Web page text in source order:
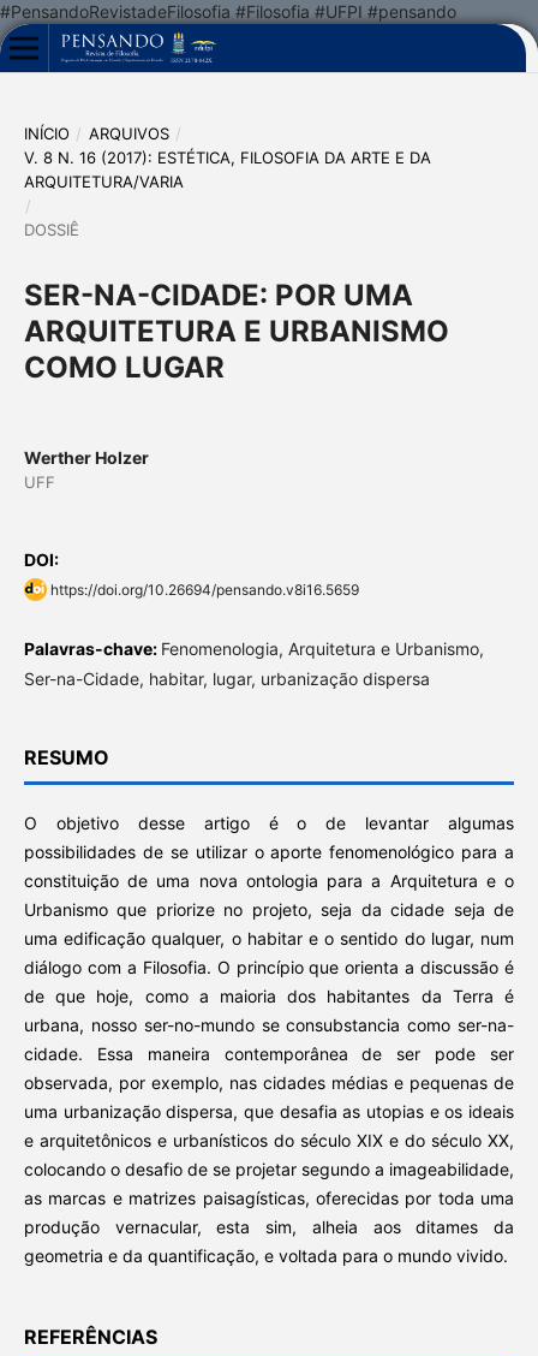
#PensandoRevistadeFilosofia #Filosofia #UFPI #pensando
INÍCIO / ARQUIVOS /
V. 8 N. 16 (2017): ESTÉTICA, FILOSOFIA DA ARTE E DA
ARQUITETURA/VARIA
/
DOSSIÊ
SER-NA-CIDADE: POR UMA
ARQUITETURA E URBANISMO
COMO LUGAR
Werther Holzer
UFF
DOI:
https://doi.org/10.26694/pensando.v8i16.5659
Palavras-chave: Fenomenologia, Arquitetura e Urbanismo,
Ser-na-Cidade, habitar, lugar, urbanização dispersa
RESUMO
O objetivo desse artigo é o de levantar algumas
possibilidades de se utilizar o aporte fenomenológico para a
constituição de uma nova ontologia para a Arquitetura e o
Urbanismo que priorize no projeto, seja da cidade seja de
uma edificação qualquer, o habitar e o sentido do lugar, num
diálogo com a Filosofia. O princípio que orienta a discussão é
de que hoje, como a maioria dos habitantes da Terra é
urbana, nosso ser-no-mundo se consubstancia como ser-na-
cidade. Essa maneira contemporânea de ser pode ser
observada, por exemplo, nas cidades médias e pequenas de
uma urbanização dispersa, que desafia as utopias e os ideais
e arquitetônicos e urbanísticos do século XIX e do século XX,
colocando o desafio de se projetar segundo a imageabilidade,
as marcas e matrizes paisagísticas, oferecidas por toda uma
produção vernacular, esta sim, alheia aos ditames da
geometria e da quantificação, e voltada para o mundo vivido.
REFERÊNCIAS